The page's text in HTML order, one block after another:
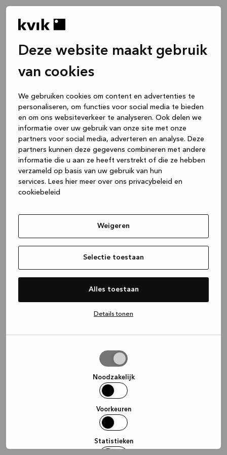
Deze website maakt gebruik
van cookies
We gebruiken cookies om content en advertenties te
personaliseren, om functies voor social media te bieden
en om ons websiteverkeer te analyseren. Ook delen we
informatie over uw gebruik van onze site met onze
partners voor social media, adverteren en analyse. Deze
partners kunnen deze gegevens combineren met andere
informatie die u aan ze heeft verstrekt of die ze hebben
verzameld op basis van uw gebruik van hun
services. Lees hier meer over ons privacybeleid en
cookiebeleid
Weigeren
Selectie toestaan
Alles toestaan
Details tonen
Noodzakelijk
Voorkeuren
Statistieken
(see the browser console for more
information).